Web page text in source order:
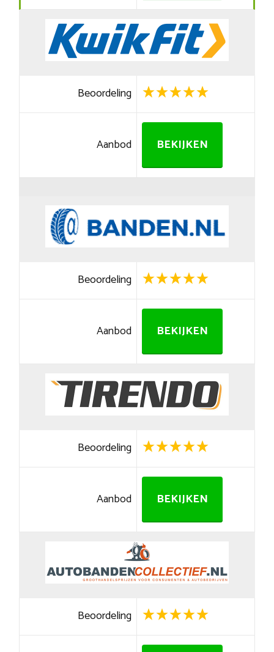
Beoordeling
Aanbod BEKIJKEN
Beoordeling
Aanbod BEKIJKEN
Beoordeling
Aanbod BEKIJKEN
Beoordeling